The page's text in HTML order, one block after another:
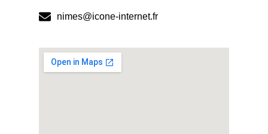
nimes@icone-internet.fr